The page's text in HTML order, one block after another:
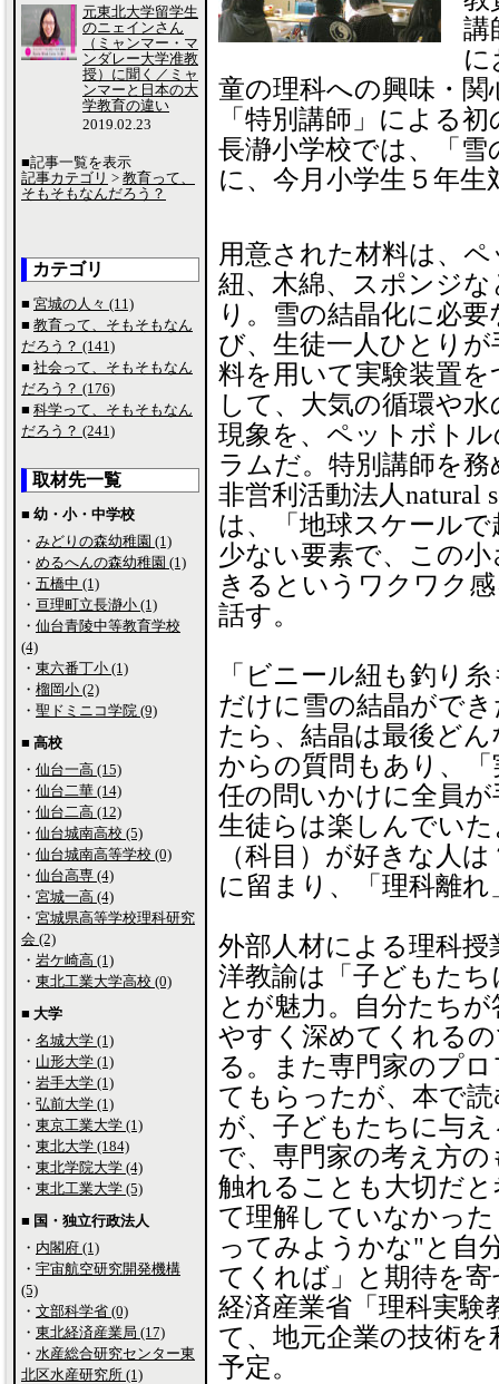
講
に
童の理科への興味・
「特別講師」による
長瀞小学校では、「
に、今月小学生５年
用意された材料は、
紐、木綿、スポンジ
り。雪の結晶化に必
び、生徒一人ひとり
料を用いて実験装置
して、大気の循環や
現象を、ペットボト
ラムだ。特別講師を
非営利活動法人natural
は、「地球スケール
少ない要素で、この
きるというワクワク
話す。
「ビニール紐も釣り
だけに雪の結晶がで
たら、結晶は最後ど
からの質問もあり、
任の問いかけに全員
生徒らは楽しんでい
（科目）が好きな人
に留まり、「理科離
外部人材による理科
洋教諭は「子どもた
とが魅力。自分たち
やすく深めてくれる
る。また専門家のプ
てもらったが、本で
が、子どもたちに与
で、専門家の考え方
触れることも大切だ
て理解していなかっ
ってみようかな"と自
てくれば」と期待を
経済産業省「理科実
て、地元企業の技術
予定。
元東北大学留学生
のニェインさん
（ミャンマー・マ
ンダレー大学准教
授）に聞く／ミャ
ンマーと日本の大
学教育の違い
2019.02.23
■記事一覧を表示
記事カテゴリ > 教育って、
そもそもなんだろう？
カテゴリ
■ 宮城の人々 (11)
■ 教育って、そもそもなん
だろう？ (141)
■ 社会って、そもそもなん
だろう？ (176)
■ 科学って、そもそもなん
だろう？ (241)
取材先一覧
■ 幼・小・中学校
・ みどりの森幼稚園 (1)
・ めるへんの森幼稚園 (1)
・ 五橋中 (1)
・ 亘理町立長瀞小 (1)
・ 仙台青陵中等教育学校
(4)
・ 東六番丁小 (1)
・ 榴岡小 (2)
・ 聖ドミニコ学院 (9)
■ 高校
・ 仙台一高 (15)
・ 仙台二華 (14)
・ 仙台二高 (12)
・ 仙台城南高校 (5)
・ 仙台城南高等学校 (0)
・ 仙台高専 (4)
・ 宮城一高 (4)
・ 宮城県高等学校理科研究
会 (2)
・ 岩ケ崎高 (1)
・ 東北工業大学高校 (0)
■ 大学
・ 名城大学 (1)
・ 山形大学 (1)
・ 岩手大学 (1)
・ 弘前大学 (1)
・ 東京工業大学 (1)
・ 東北大学 (184)
・ 東北学院大学 (4)
・ 東北工業大学 (5)
■ 国・独立行政法人
・ 内閣府 (1)
・ 宇宙航空研究開発機構
(5)
・ 文部科学省 (0)
・ 東北経済産業局 (17)
・ 水産総合研究センター東
北区水産研究所 (1)